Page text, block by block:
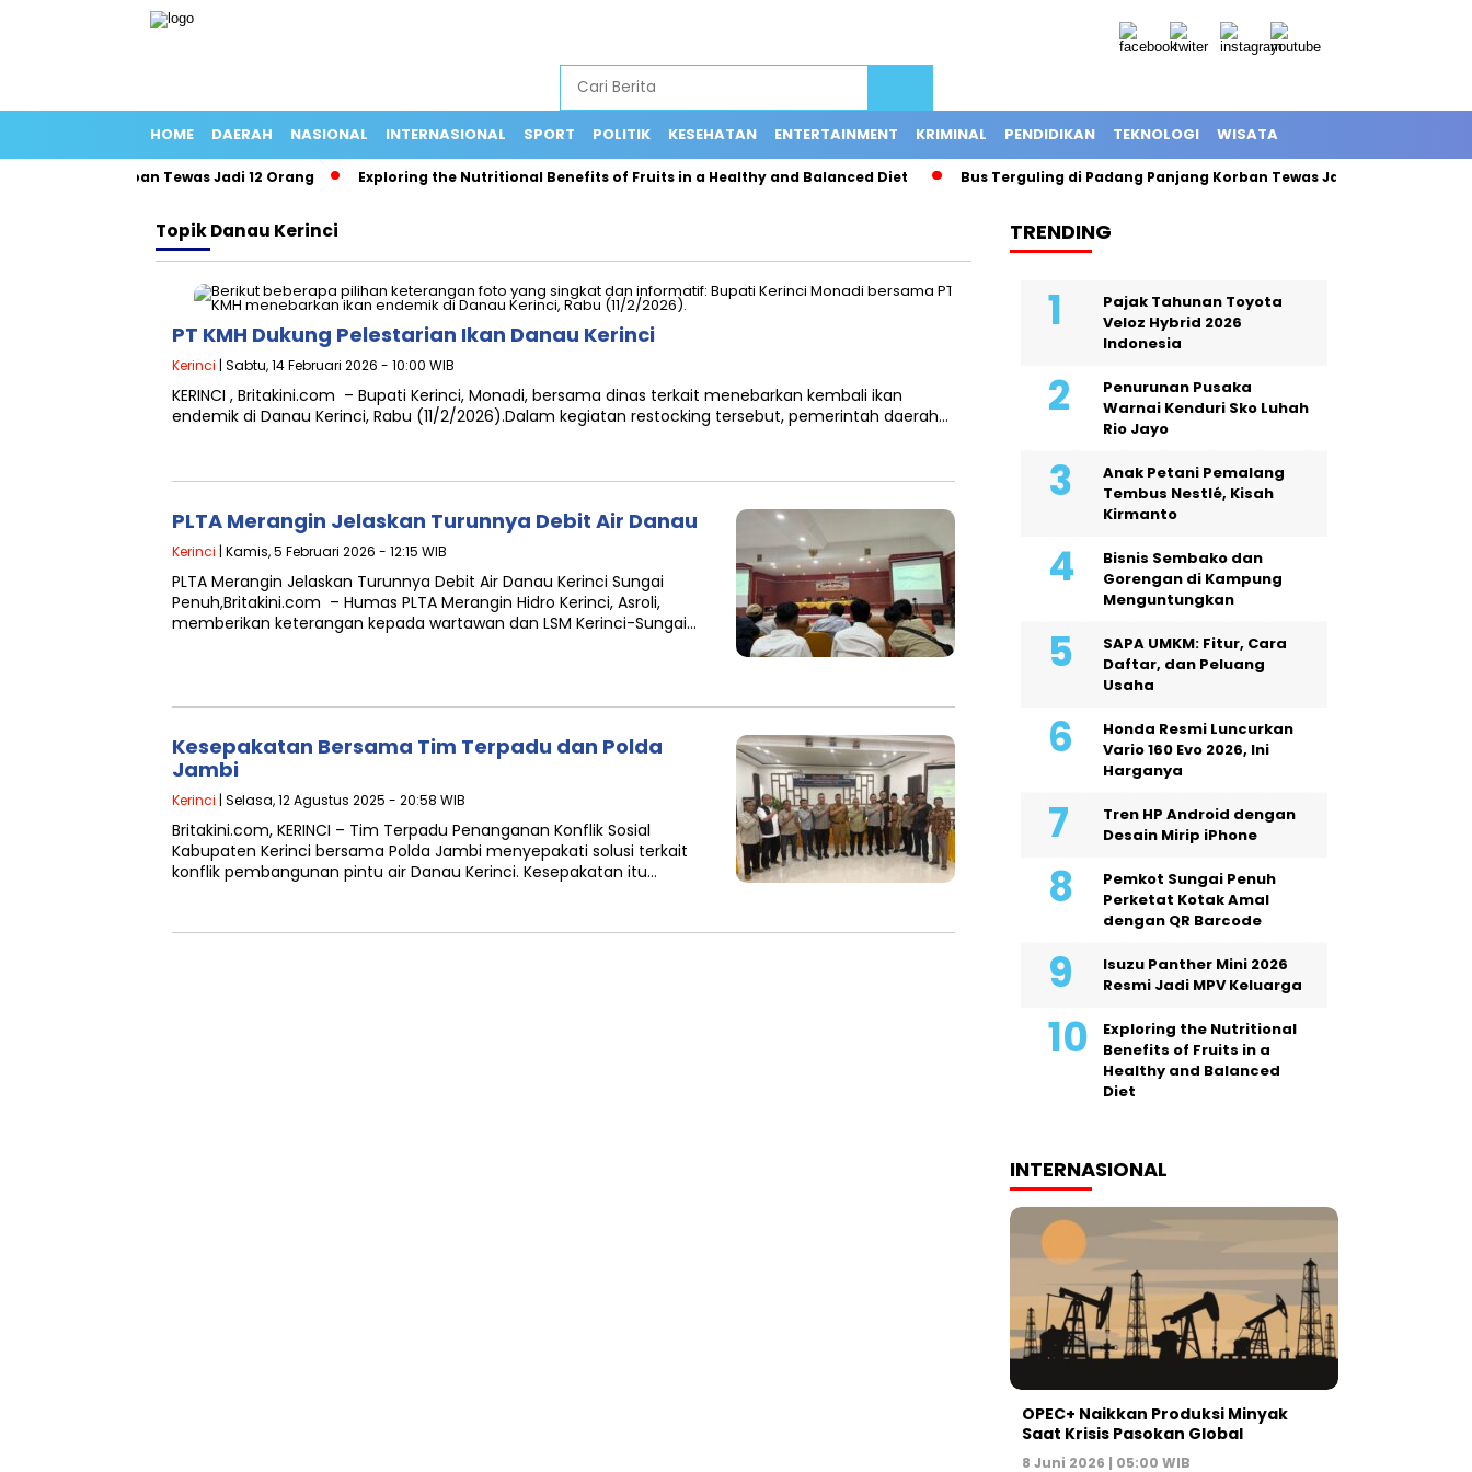
HOME DAERAH NASIONAL INTERNASIONAL SPORT POLITIK KESEHATAN ENTERTAINMENT KRIMINAL PENDIDIKAN TEKNOLOGI WISATA
Panjang Korban Tewas Jadi 12 Orang Exploring the Nutritional Benefits of Fruits in a Healthy and Balanced Diet Bus Terguling di Padang Panjang Korban Tewas Jadi 12 Orang
TopikDanau Kerinci
PT KMH Dukung Pelestarian Ikan Danau Kerinci
Kerinci | Sabtu, 14 Februari 2026 - 10:00 WIB
KERINCI , Britakini.com – Bupati Kerinci, Monadi, bersama dinas terkait menebarkan kembali ikan
endemik di Danau Kerinci, Rabu (11/2/2026).Dalam kegiatan restocking tersebut, pemerintah daerah…
PLTA Merangin Jelaskan Turunnya Debit Air Danau
Kerinci | Kamis, 5 Februari 2026 - 12:15 WIB
PLTA Merangin Jelaskan Turunnya Debit Air Danau Kerinci Sungai
Penuh,Britakini.com – Humas PLTA Merangin Hidro Kerinci, Asroli,
memberikan keterangan kepada wartawan dan LSM Kerinci-Sungai…
Kesepakatan Bersama Tim Terpadu dan Polda
Jambi
Kerinci | Selasa, 12 Agustus 2025 - 20:58 WIB
Britakini.com, KERINCI – Tim Terpadu Penanganan Konflik Sosial
Kabupaten Kerinci bersama Polda Jambi menyepakati solusi terkait
konflik pembangunan pintu air Danau Kerinci. Kesepakatan itu…
TRENDING
Pajak Tahunan Toyota
Veloz Hybrid 2026
Indonesia
Penurunan Pusaka
Warnai Kenduri Sko Luhah
Rio Jayo
Anak Petani Pemalang
Tembus Nestlé, Kisah
Kirmanto
Bisnis Sembako dan
Gorengan di Kampung
Menguntungkan
SAPA UMKM: Fitur, Cara
Daftar, dan Peluang
Usaha
Honda Resmi Luncurkan
Vario 160 Evo 2026, Ini
Harganya
Tren HP Android dengan
Desain Mirip iPhone
Pemkot Sungai Penuh
Perketat Kotak Amal
dengan QR Barcode
Isuzu Panther Mini 2026
Resmi Jadi MPV Keluarga
Exploring the Nutritional
Benefits of Fruits in a
Healthy and Balanced
Diet
INTERNASIONAL
OPEC+ Naikkan Produksi Minyak
Saat Krisis Pasokan Global
8 Juni 2026 | 05:00 WIB